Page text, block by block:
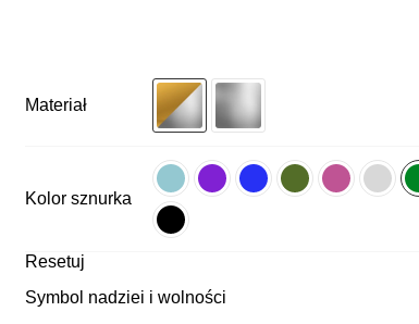
Materiał
Kolor sznurka
Resetuj
Symbol nadziei i wolności